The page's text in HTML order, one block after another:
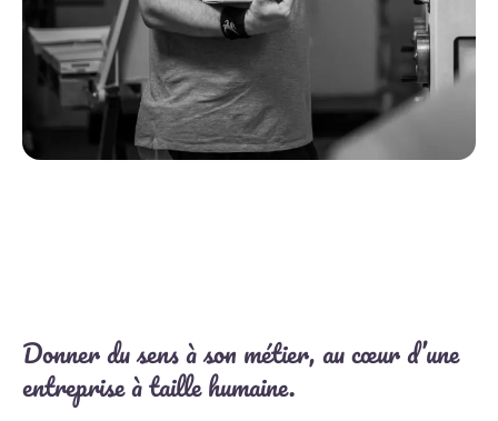
Donner du sens à son métier, au cœur d’une
entreprise à taille humaine.